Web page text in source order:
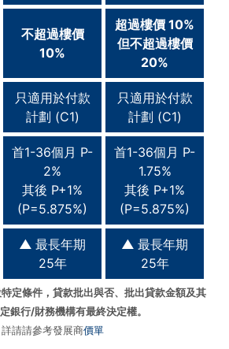
不超過樓價
10%
超過樓價 10%
但不超過樓價
20%
只適用於付款
計劃 (C1)
只適用於付款
計劃 (C1)
首1-36個月 P-
2%
其後 P+1%
(P=5.875%)
首1-36個月 P-
1.75%
其後 P+1%
(P=5.875%)
▲最長年期
25年
▲最長年期
25年
特定條件，貸款批出與否、批出貸款金額及其
銀行/財務機構有最終決定權。
詳請請參考發展商價單